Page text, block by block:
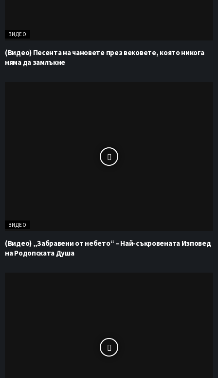
ВИДЕО
(Видео) Песента на чановете през вековете, която никога
няма да замлъкне
ВИДЕО
(Видео) „Забравени от небето“ – Най-съкровената Изповед
на Родопската Душа